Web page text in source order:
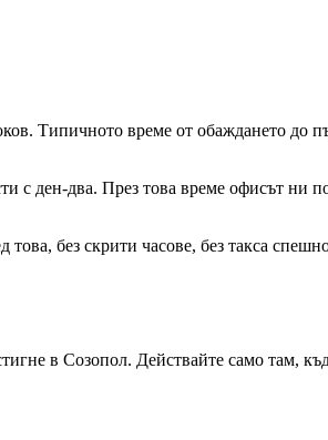
Типичното време от обаждането до
с ден-два. През това време офисът ни
без скрити часове, без такса
в Созопол. Действайте само там,